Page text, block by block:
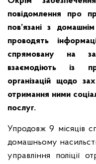
повідомлення про
пов’язані з
проводять
спрямовану на
взаємодіють із
організацій щодо
отримання ними
послуг.
Упродовж 9 місяців
домашньому
управління поліції